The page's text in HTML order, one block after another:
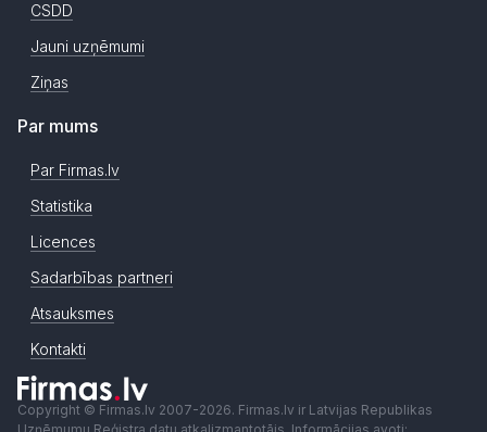
CSDD
Jauni uzņēmumi
Ziņas
Par mums
Par Firmas.lv
Statistika
Licences
Sadarbības partneri
Atsauksmes
Kontakti
Copyright © Firmas.lv 2007-2026. Firmas.lv ir Latvijas Republikas